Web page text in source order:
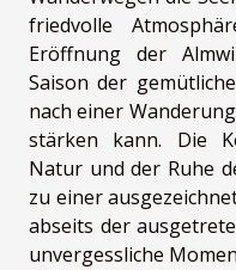
friedvolle
Eröffnung der
Saison der
nach einer
stärken kann. Die
Natur und der Ruhe
zu einer
abseits der
unvergessliche